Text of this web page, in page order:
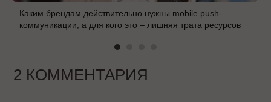
Каким брендам действительно нужны mobile push-
коммуникации, а для кого это – лишняя трата ресурсов
2 КОММЕНТАРИЯ